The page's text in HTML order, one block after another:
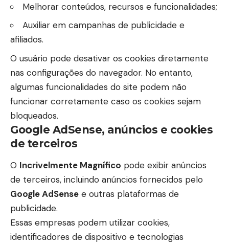
Melhorar conteúdos, recursos e funcionalidades;
Auxiliar em campanhas de publicidade e
afiliados.
O usuário pode desativar os cookies diretamente
nas configurações do navegador. No entanto,
algumas funcionalidades do site podem não
funcionar corretamente caso os cookies sejam
bloqueados.
Google AdSense, anúncios e cookies
de terceiros
O Incrivelmente Magnífico pode exibir anúncios
de terceiros, incluindo anúncios fornecidos pelo
Google AdSense e outras plataformas de
publicidade.
Essas empresas podem utilizar cookies,
identificadores de dispositivo e tecnologias